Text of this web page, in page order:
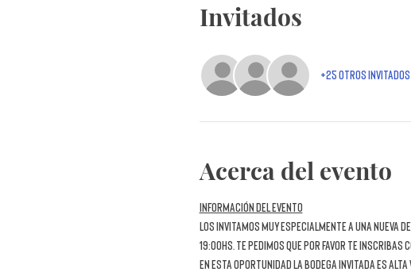
Invitados
+25 otros invitados
Acerca del evento
Información del evento
Los invitamos muy especialmente a una nueva
19:00hs. Te pedimos que por favor te inscribas
En esta oportunidad la bodega invitada es Alta